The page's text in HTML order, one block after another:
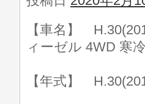
【車名】
ィーゼル 4WD 寒
【年式】